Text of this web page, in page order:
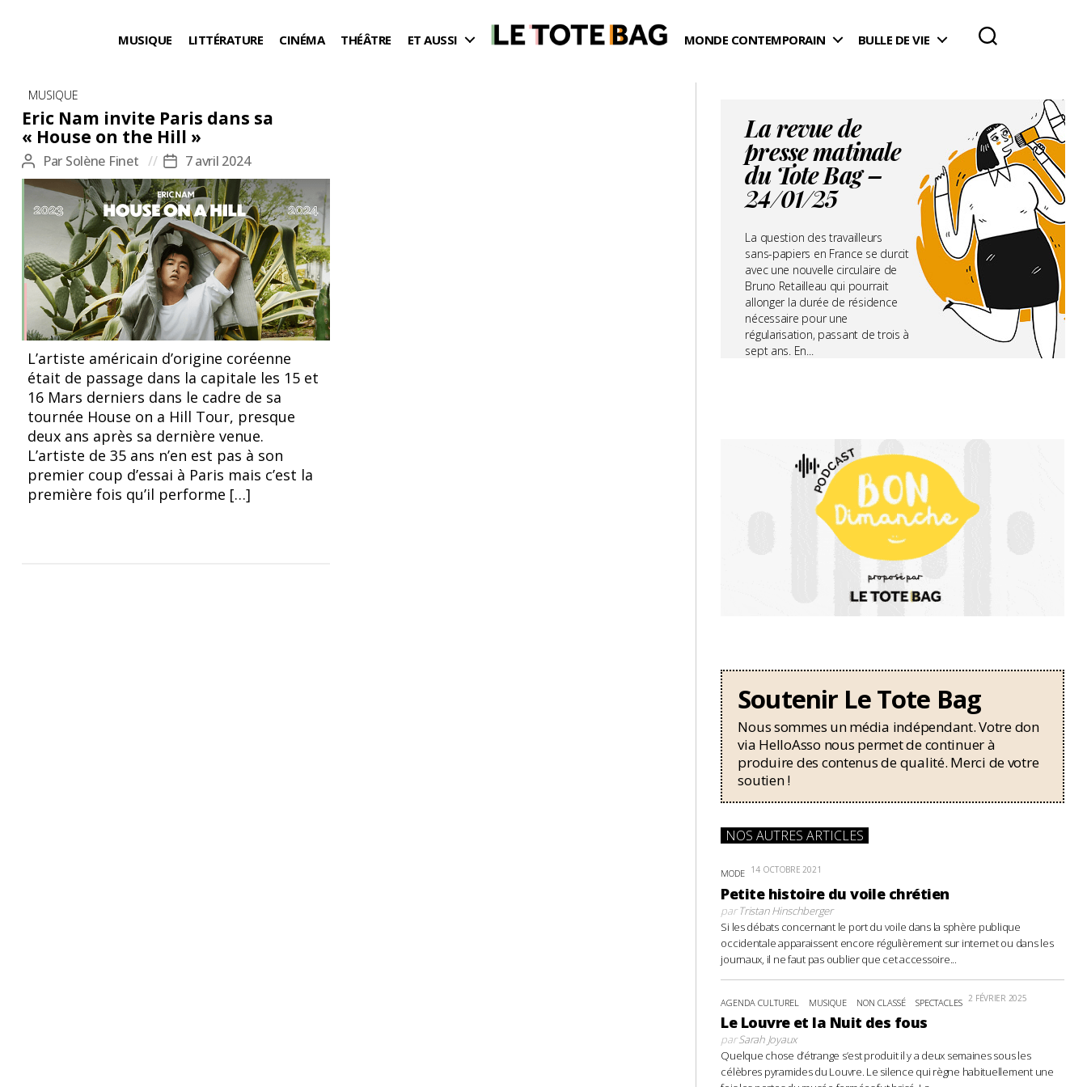
MUSIQUE LITTÉRATURE CINÉMA THÉÂTRE ET AUSSI MONDE CONTEMPORAIN BULLE DE VIE
Catégories
MUSIQUE
Eric Nam invite Paris dans sa
« House on the Hill »
Auteur
de
l’article
Par Solène Finet
Date
de
l’article
7 avril 2024
L’artiste américain d’origine coréenne
était de passage dans la capitale les 15 et
16 Mars derniers dans le cadre de sa
tournée House on a Hill Tour, presque
deux ans après sa dernière venue.
L’artiste de 35 ans n’en est pas à son
premier coup d’essai à Paris mais c’est la
première fois qu’il performe […]
La revue de
presse matinale
du Tote Bag –
24/01/25
La question des travailleurs
sans-papiers en France se durcit
avec une nouvelle circulaire de
Bruno Retailleau qui pourrait
allonger la durée de résidence
nécessaire pour une
régularisation, passant de trois à
sept ans. En...
Soutenir Le Tote Bag
Nous sommes un média indépendant. Votre don
via HelloAsso nous permet de continuer à
produire des contenus de qualité. Merci de votre
soutien !
NOS AUTRES ARTICLES
MODE 14 OCTOBRE 2021
Petite histoire du voile chrétien
parTristan Hinschberger
Si les débats concernant le port du voile dans la sphère publique
occidentale apparaissent encore régulièrement sur internet ou dans les
journaux, il ne faut pas oublier que cet accessoire...
AGENDA CULTUREL MUSIQUE NON CLASSÉ SPECTACLES 2 FÉVRIER 2025
Le Louvre et la Nuit des fous
parSarah Joyaux
Quelque chose d’étrange s’est produit il y a deux semaines sous les
célèbres pyramides du Louvre. Le silence qui règne habituellement une